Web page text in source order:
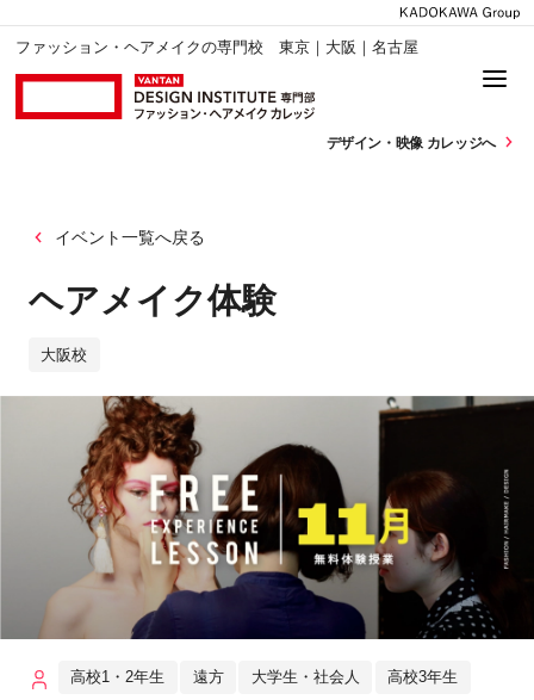
ファッション・ヘアメイクの専門校 東京｜大阪｜名古屋
デザイン・ 映像 カレッジへ
イベント一覧へ戻る
ヘアメイク体験
大阪校
高校1・2年生 遠方 大学生・社会人 高校3年生